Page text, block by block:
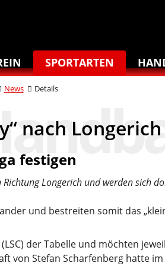
SPORTARTEN
News Details
nach Longerich
festigen
Longerich und werden sich
und bestreiten somit das
der Tabelle und möchten
von Stefan Scharfenberg hatte im